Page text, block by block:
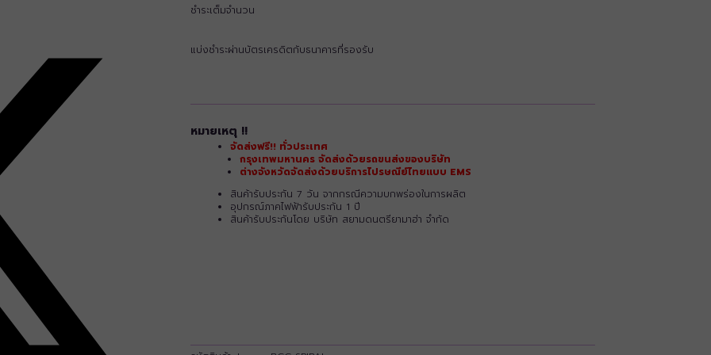
ชำระเต็มจำนวน
แบ่งชำระผ่านบัตรเครดิตกับธนาคารที่รองรับ
หมายเหตุ !!
จัดส่งฟรี!! ทั่วประเทศ
กรุงเทพมหานคร จัดส่งด้วยรถขนส่งของบริษัท
ต่างจังหวัดจัดส่งด้วยบริการไปรษณีย์ไทยแบบ EMS
สินค้ารับประกัน 7 วัน จากกรณีความบกพร่องในการผลิต
อุปกรณ์ภาคไฟฟ้ารับประกัน 1 ปี
สินค้ารับประกันโดย บริษัท สยามดนตรียามาฮ่า จำกัด